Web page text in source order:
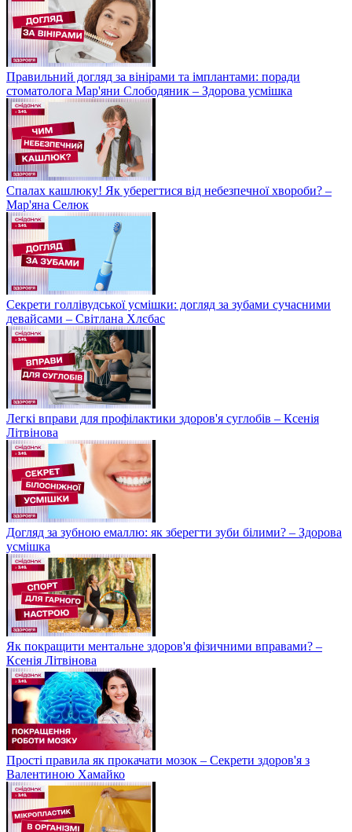
Правильний догляд за вінірами та імплантами: поради
стоматолога Мар'яни Слободяник – Здорова усмішка
Спалах кашлюку! Як уберегтися від небезпечної хвороби? –
Мар'яна Селюк
Секрети голлівудської усмішки: догляд за зубами сучасними
девайсами – Світлана Хлєбас
Легкі вправи для профілактики здоров'я суглобів – Ксенія
Літвінова
Догляд за зубною емаллю: як зберегти зуби білими? – Здорова
усмішка
Як покращити ментальне здоров'я фізичними вправами? –
Ксенія Літвінова
Прості правила як прокачати мозок – Секрети здоров'я з
Валентиною Хамайко